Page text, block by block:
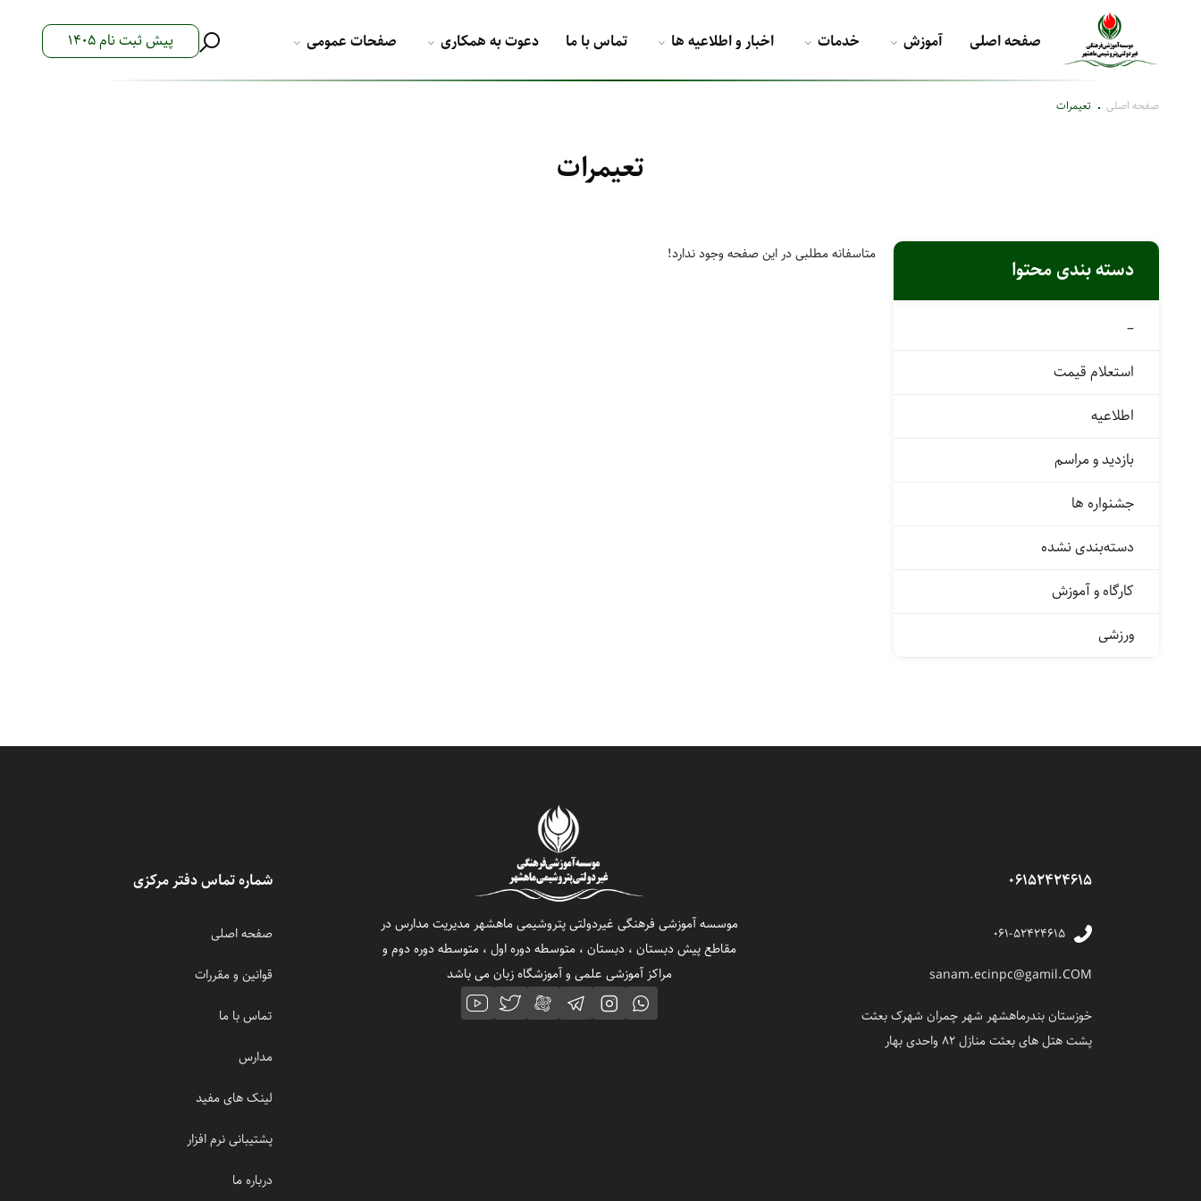
صفحه اصلی آموزش خدمات اخبار و اطلاعیه ها تماس با ما دعوت به همکاری صفحات عمومی پیش ثبت نام 1405
صفحه اصلی تعیمرات
تعیمرات
دسته بندی محتوا
–
استعلام قیمت
اطلاعیه
بازدید و مراسم
جشنواره ها
دسته‌بندی نشده
کارگاه و آموزش
ورزشی
متاسفانه مطلبی در این صفحه وجود ندارد!
06152424615
۰۶۱-۵۲۴۲۴۶۱۵
sanam.ecinpc@gamil.COM
خوزستان بندرماهشهر شهر چمران شهرک بعثت
پشت هتل های بعثت منازل 82 واحدی بهار
موسسه آموزشی فرهنگی غیردولتی پتروشیمی ماهشهر مدیریت مدارس در
مقاطع پیش دبستان ، دبستان ، متوسطه دوره اول ، متوسطه دوره دوم و
مراکز آموزشی علمی و آموزشگاه زبان می باشد
شماره تماس دفتر مرکزی
صفحه اصلی
قوانین و مقررات
تماس با ما
مدارس
لینک های مفید
پشتیبانی نرم افزار
درباره ما